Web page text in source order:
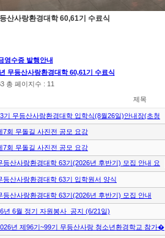
산사랑환경대학 60,61기 수료식
영수증 발행안내
무등산사랑환경대학 60,61기 수료식
총 페이지수 : 11
제목
기 무등산사랑환경대학 입학식(8월26일)안내장(초청
7회 무돌길 사진전 공모 요강
7회 무돌길 사진전 공모 요강
등산사랑환경대학 63기(2026년 후반기) 모집 안내 요
등산사랑환경대학 63기 입학원서 양식
등산사랑환경대학 63기(2026년 후반기) 모집 안내
년 6월 정기 자원봉사 공지 (6/21일)
년 제96기~99기 무등산사랑 청소년환경학교 참가�